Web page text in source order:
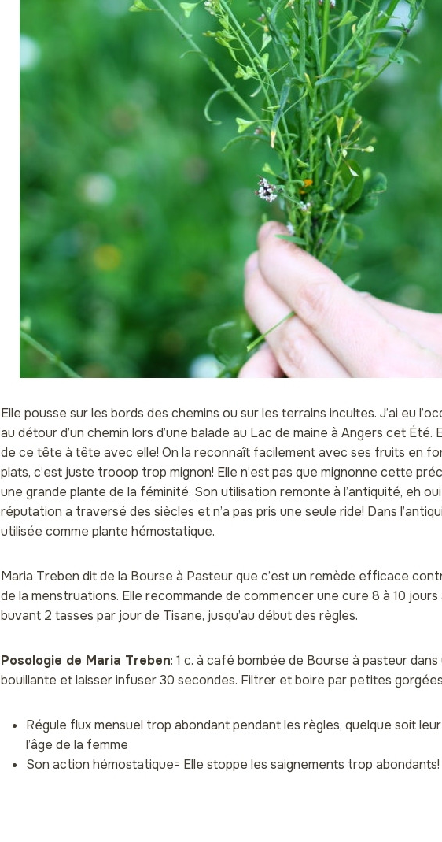
Elle pousse sur les bords des chemins ou sur les terrains incultes. J’ai eu
au détour d’un chemin lors d’une balade au Lac de maine à Angers cet Été.
de ce tête à tête avec elle! On la reconnaît facilement avec ses fruits en
plats, c’est juste trooop trop mignon! Elle n’est pas que mignonne cette
une grande plante de la féminité. Son utilisation remonte à l’antiquité, eh
réputation a traversé des siècles et n’a pas pris une seule ride! Dans
utilisée comme plante hémostatique.
Maria Treben dit de la Bourse à Pasteur que c’est un remède efficace
de la menstruations. Elle recommande de commencer une cure 8 à 10
buvant 2 tasses par jour de Tisane, jusqu’au début des règles.
Posologie de Maria Treben: 1 c. à café bombée de Bourse à pasteur dans
bouillante et laisser infuser 30 secondes. Filtrer et boire par petites
Régule flux mensuel trop abondant pendant les règles, quelque soit
l’âge de la femme
Son action hémostatique= Elle stoppe les saignements trop abondants!